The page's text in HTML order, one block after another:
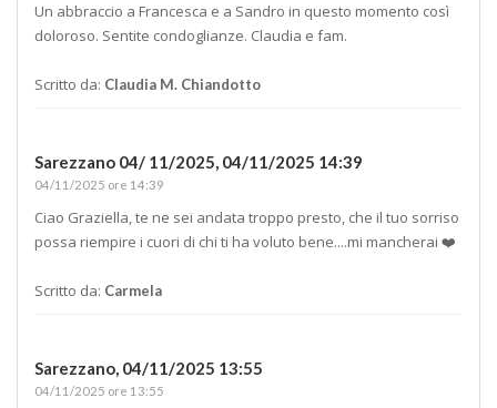
Un abbraccio a Francesca e a Sandro in questo momento così
doloroso. Sentite condoglianze. Claudia e fam.
Scritto da: Claudia M. Chiandotto
Sarezzano 04/ 11/2025, 04/11/2025 14:39
04/11/2025 ore 14:39
Ciao Graziella, te ne sei andata troppo presto, che il tuo sorriso
possa riempire i cuori di chi ti ha voluto bene....mi mancherai ❤️
Scritto da: Carmela
Sarezzano, 04/11/2025 13:55
04/11/2025 ore 13:55